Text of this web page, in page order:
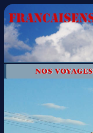
nos voyages